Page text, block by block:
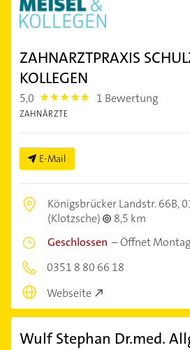
ZAHNARZTPRAXIS
KOLLEGEN
5,0 5.0 1 Bewertung
ZAHNÄRZTE
E-Mail
Königsbrücker Landstr. 66B,
(Klotzsche)
8,5 km
Geschlossen –Öffnet
0351 8 80 66 18
Webseite
Wulf Stephan Dr.med.